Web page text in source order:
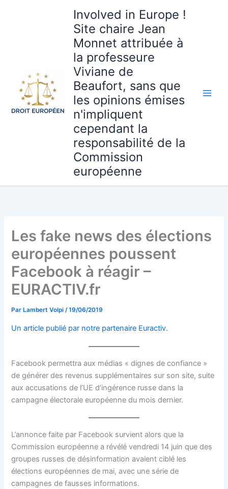
Involved in Europe !
Site chaire Jean
Monnet attribuée à
la professeure
Viviane de
Beaufort, sans que
les opinions émises
n'impliquent
cependant la
responsabilité de la
Commission
européenne
Les fake news des élections
européennes poussent
Facebook à réagir –
EURACTIV.fr
Par Lambert Volpi/19/06/2019
Un article publié par notre partenaire Euractiv.
Facebook permettra aux médias « dignes de confiance »
de générer des revenus supplémentaires sur son site, suite
aux accusations de l’UE d’ingérence russe dans la
campagne électorale européenne du mois dernier.
L’annonce faite par Facebook survient alors que la
Commission européenne a révélé vendredi 14 juin que des
groupes russes de désinformation avaient ciblé les
élections européennes de mai, avec une série de
campagnes de fausses informations.